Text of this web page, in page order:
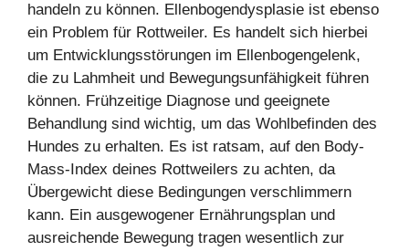
handeln zu können. Ellenbogendysplasie ist ebenso
ein Problem für Rottweiler. Es handelt sich hierbei
um Entwicklungsstörungen im Ellenbogengelenk,
die zu Lahmheit und Bewegungsunfähigkeit führen
können. Frühzeitige Diagnose und geeignete
Behandlung sind wichtig, um das Wohlbefinden des
Hundes zu erhalten. Es ist ratsam, auf den Body-
Mass-Index deines Rottweilers zu achten, da
Übergewicht diese Bedingungen verschlimmern
kann. Ein ausgewogener Ernährungsplan und
ausreichende Bewegung tragen wesentlich zur